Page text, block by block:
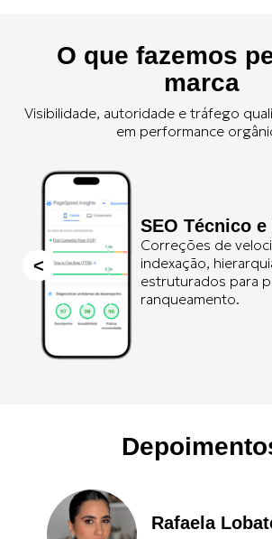
O que fazemos
marca
Visibilidade, autoridade e tráfego
em performance
SEO Técnico
Correções de
indexação,
estruturados para
ranqueamento.
Rafaela